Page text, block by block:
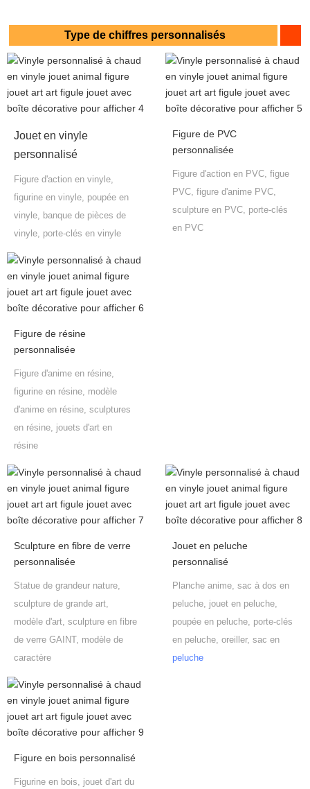
Type de chiffres personnalisés
Jouet en vinyle
personnalisé
Figure d'action en vinyle,
figurine en vinyle, poupée en
vinyle, banque de pièces de
vinyle, porte-clés en vinyle
Figure de PVC
personnalisée
Figure d'action en PVC, figue
PVC, figure d'anime PVC,
sculpture en PVC, porte-clés
en PVC
Figure de résine
personnalisée
Figure d'anime en résine,
figurine en résine, modèle
d'anime en résine, sculptures
en résine, jouets d'art en
résine
Sculpture en fibre de verre
personnalisée
Statue de grandeur nature,
sculpture de grande art,
modèle d'art, sculpture en fibre
de verre GAINT, modèle de
caractère
Jouet en peluche
personnalisé
Planche anime, sac à dos en
peluche, jouet en peluche,
poupée en peluche, porte-clés
en peluche, oreiller, sac en
peluche
Figure en bois personnalisé
Figurine en bois, jouet d'art du